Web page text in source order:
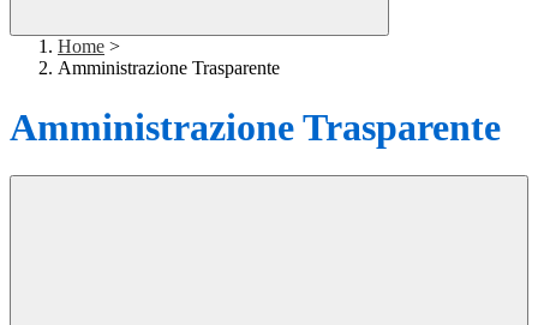
Home >
Amministrazione Trasparente
Amministrazione Trasparente